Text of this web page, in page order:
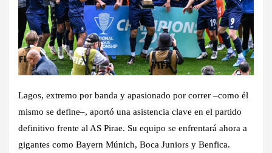
Lagos, extremo por banda y apasionado por correr –como él
mismo se define–, aportó una asistencia clave en el partido
definitivo frente al AS Pirae. Su equipo se enfrentará ahora a
gigantes como Bayern Múnich, Boca Juniors y Benfica.